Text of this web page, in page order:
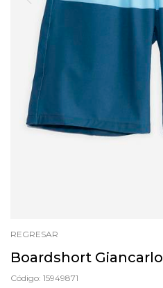
REGRESAR
Boardshort Giancarlo
Código: 15949871